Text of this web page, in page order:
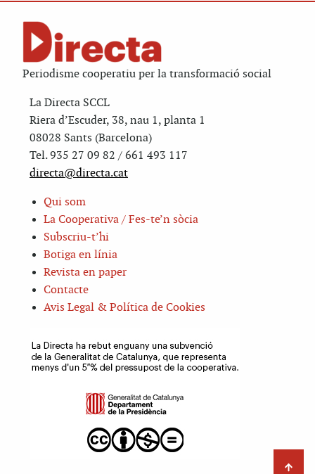
Periodisme cooperatiu per la transformació social
La Directa SCCL
Riera d’Escuder, 38, nau 1, planta 1
08028 Sants (Barcelona)
Tel. 935 27 09 82 / 661 493 117
directa@directa.cat
Qui som
La Cooperativa / Fes-te’n sòcia
Subscriu-t’hi
Botiga en línia
Revista en paper
Contacte
Avis Legal & Política de Cookies